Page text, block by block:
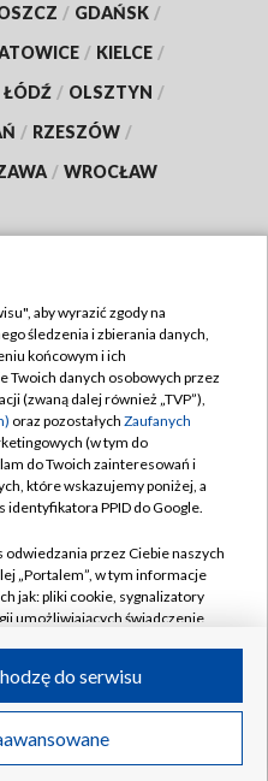
/ GDAŃSK /
/ KIELCE /
ŁÓDŹ / OLSZTYN /
/ RZESZÓW /
/ WROCŁAW
TVP
S.A. w likwidacji
aby wyrazić zgody na
śledzenia i zbierania danych,
końcowym i ich
Twoich danych osobowych przez
(zwaną dalej również „TVP”),
oraz pozostałych Zaufanych
(w tym do
do Twoich zainteresowań i
które wskazujemy poniżej, a
identyfikatora PPID do Google.
przez Ciebie naszych
„Portalem”, w tym informacje
jak: pliki cookie, sygnalizatory
umożliwiających świadczenie
przez Ciebie
jak adresy IP, identyfikatory
do serwisu